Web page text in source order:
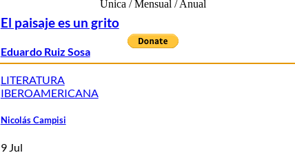
El paisaje es un grito
Eduardo Ruiz Sosa
LITERATURA
IBEROAMERICANA
Nicolás Campisi
9 Jul
Única / Mensual / Anual